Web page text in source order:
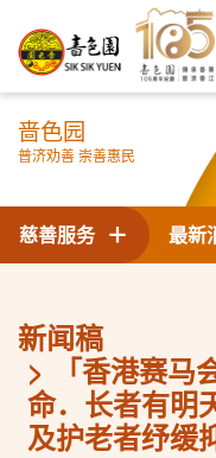
啬色园
普济劝善 崇善惠民
最新
慈善服务
新闻稿
「香港赛
命．长者有明
及护老者纾缓